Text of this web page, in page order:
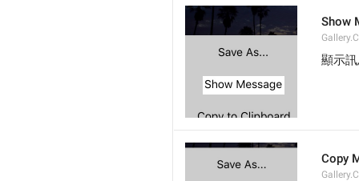
Show
顯示
Copy